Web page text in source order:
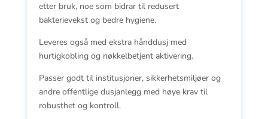
etter bruk, noe som bidrar til redusert
bakterievekst og bedre hygiene.
Leveres også med ekstra hånddusj med
hurtigkobling og nøkkelbetjent aktivering.
Passer godt til institusjoner, sikkerhetsmiljøer og
andre offentlige dusjanlegg med høye krav til
robusthet og kontroll.